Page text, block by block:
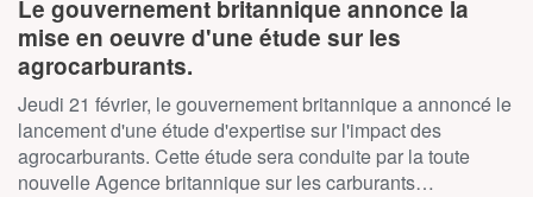
Le gouvernement britannique annonce la
mise en oeuvre d'une étude sur les
agrocarburants.
Jeudi 21 février, le gouvernement britannique a annoncé le
lancement d'une étude d'expertise sur l'impact des
agrocarburants. Cette étude sera conduite par la toute
nouvelle Agence britannique sur les carburants…